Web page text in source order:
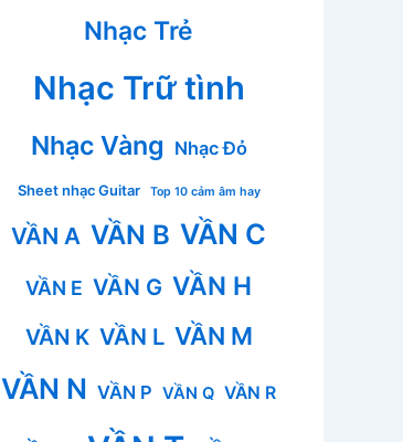
Nhạc Trẻ
Nhạc Trữ tình
Nhạc Vàng Nhạc Đỏ
Sheet nhạc Guitar Top 10 cảm âm hay
VẦN A VẦN B VẦN C
VẦN E VẦN G VẦN H
VẦN K VẦN L VẦN M
VẦN N VẦN P VẦN Q VẦN R